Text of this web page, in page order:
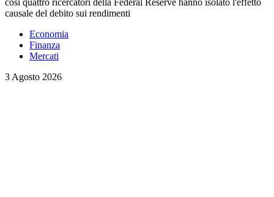
causale del debito sui rendimenti
Economia
Finanza
Mercati
3 Agosto 2026